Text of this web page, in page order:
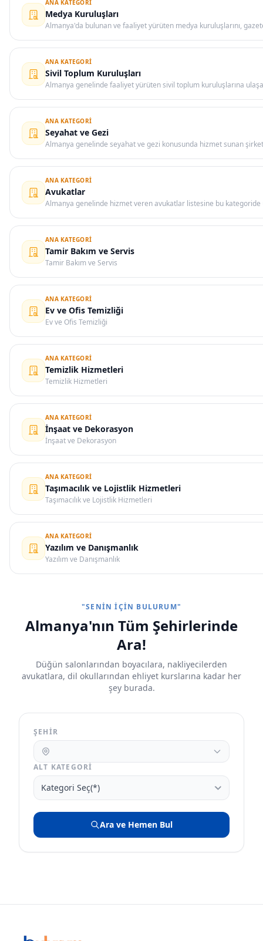
ANA KATEGORI
Medya Kuruluşları
Almanya'da bulunan ve faaliyet yürüten medya kuruluşlarını,
ANA KATEGORI
Sivil Toplum Kuruluşları
Almanya genelinde faaliyet yürüten sivil toplum kuruluşlarına
ANA KATEGORI
Seyahat ve Gezi
Almanya genelinde seyahat ve gezi konusunda hizmet sunan
ANA KATEGORI
Avukatlar
Almanya genelinde hizmet veren avukatlar listesine bu
ANA KATEGORI
Tamir Bakım ve Servis
Tamir Bakım ve Servis
ANA KATEGORI
Ev ve Ofis Temizliği
Ev ve Ofis Temizliği
ANA KATEGORI
Temizlik Hizmetleri
Temizlik Hizmetleri
ANA KATEGORI
İnşaat ve Dekorasyon
İnşaat ve Dekorasyon
ANA KATEGORI
Taşımacılık ve Lojistlik Hizmetleri
Taşımacılık ve Lojistlik Hizmetleri
ANA KATEGORI
Yazılım ve Danışmanlık
Yazılım ve Danışmanlık
"SENIN İÇIN BULURUM"
Almanya'nın Tüm Şehirlerinde
Ara!
Düğün salonlarından boyacılara, nakliyecilerden
avukatlara, dil okullarından ehliyet kurslarına kadar her
şey burada.
ŞEHIR
ALT KATEGORI
Ara ve Hemen Bul